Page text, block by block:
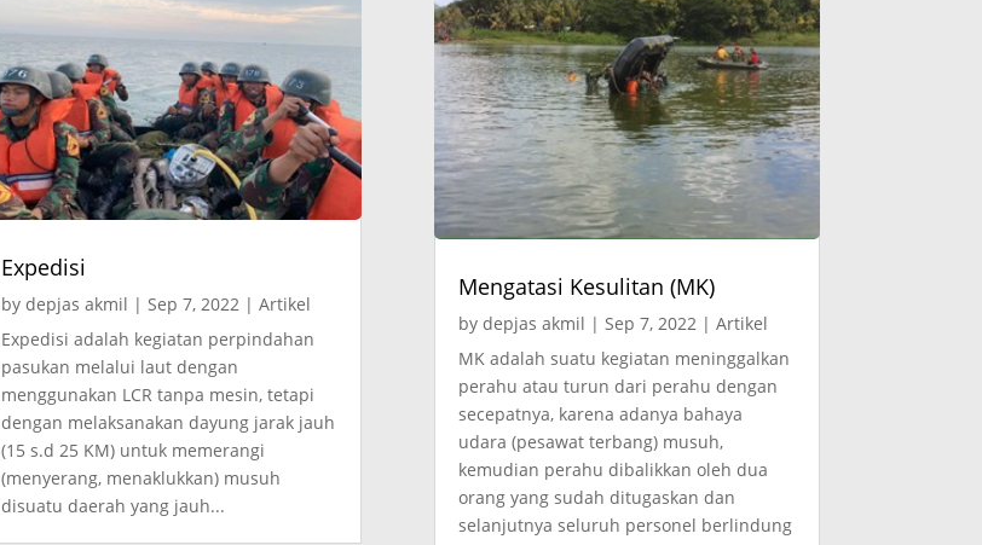
Expedisi
by depjas akmil | Sep 7, 2022 | Artikel
Expedisi adalah kegiatan perpindahan
pasukan melalui laut dengan
menggunakan LCR tanpa mesin, tetapi
dengan melaksanakan dayung jarak jauh
(15 s.d 25 KM) untuk memerangi
(menyerang, menaklukkan) musuh
disuatu daerah yang jauh...
Mengatasi Kesulitan (MK)
by depjas akmil | Sep 7, 2022 | Artikel
MK adalah suatu kegiatan meninggalkan
perahu atau turun dari perahu dengan
secepatnya, karena adanya bahaya
udara (pesawat terbang) musuh,
kemudian perahu dibalikkan oleh dua
orang yang sudah ditugaskan dan
selanjutnya seluruh personel berlindung